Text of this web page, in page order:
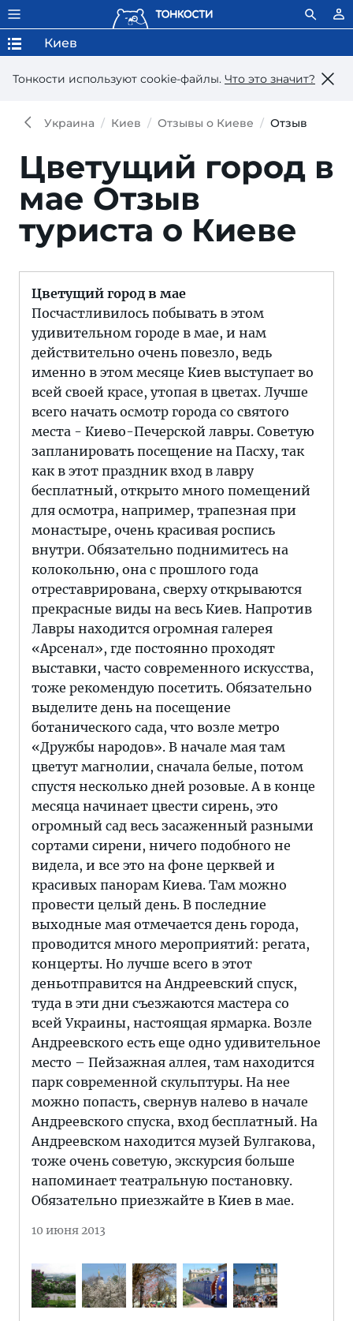
Тонкости используют сookie-файлы. Что это значит?
Киев
Украина Киев Отзывы о Киеве Отзыв
Цветущий город в
мае Отзыв
туриста о Киеве
Цветущий город в мае
Посчастливилось побывать в этом
удивительном городе в мае, и нам
действительно очень повезло, ведь
именно в этом месяце Киев выступает во
всей своей красе, утопая в цветах. Лучше
всего начать осмотр города со святого
места - Киево-Печерской лавры. Советую
запланировать посещение на Пасху, так
как в этот праздник вход в лавру
бесплатный, открыто много помещений
для осмотра, например, трапезная при
монастыре, очень красивая роспись
внутри. Обязательно поднимитесь на
колокольню, она с прошлого года
отреставрирована, сверху открываются
прекрасные виды на весь Киев. Напротив
Лавры находится огромная галерея
«Арсенал», где постоянно проходят
выставки, часто современного искусства,
тоже рекомендую посетить. Обязательно
выделите день на посещение
ботанического сада, что возле метро
«Дружбы народов». В начале мая там
цветут магнолии, сначала белые, потом
спустя несколько дней розовые. А в конце
месяца начинает цвести сирень, это
огромный сад весь засаженный разными
сортами сирени, ничего подобного не
видела, и все это на фоне церквей и
красивых панорам Киева. Там можно
провести целый день. В последние
выходные мая отмечается день города,
проводится много мероприятий: регата,
концерты. Но лучше всего в этот
деньотправится на Андреевский спуск,
туда в эти дни съезжаются мастера со
всей Украины, настоящая ярмарка. Возле
Андреевского есть еще одно удивительное
место – Пейзажная аллея, там находится
парк современной скульптуры. На нее
можно попасть, свернув налево в начале
Андреевского спуска, вход бесплатный. На
Андреевском находится музей Булгакова,
тоже очень советую, экскурсия больше
напоминает театральную постановку.
Обязательно приезжайте в Киев в мае.
10 июня 2013